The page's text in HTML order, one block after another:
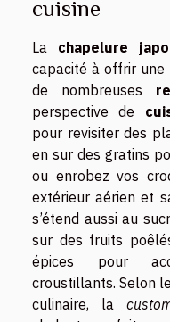
cuisine
La chapelure
capacité à offrir une
de nombreuses
perspective de
pour revisiter des
en sur des gratins
ou enrobez vos
extérieur aérien et
s’étend aussi au
sur des fruits
épices pour
croustillants. Selon
culinaire, la